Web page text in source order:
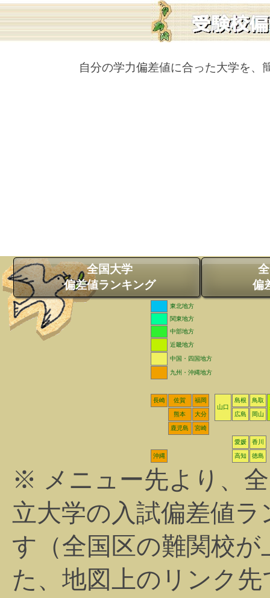
自分の学力偏差値に合った大学を、
全国大学
偏差値ランキング
偏
東北地方
関東地方
中部地方
近畿地方
中国・四国地方
九州・沖縄地方
長崎 佐賀
福岡
山口
島根
鳥取
熊本
大分 広島 岡山
鹿児島 宮崎
愛媛 香川
沖縄 高知 徳島
※ メニュー先より、
立大学の入試偏差値
す（全国区の難関校
た、地図上のリンク